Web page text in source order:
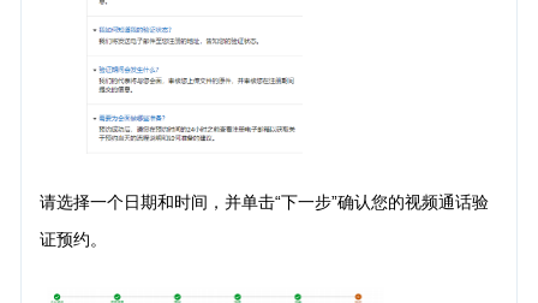
请选择一个日期和时间，并单击“下一步”确认您的视频通话验
证预约。